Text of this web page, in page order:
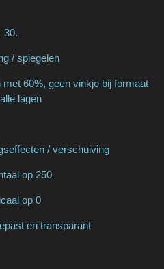
30.
/ spiegelen
60%, geen vinkje bij formaat
lagen
/ verschuiving
op 250
op 0
en transparant